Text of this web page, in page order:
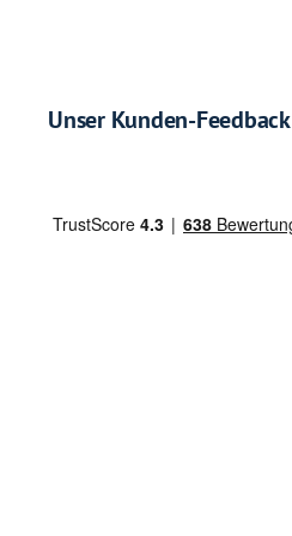
Unser Kunden-Feedback